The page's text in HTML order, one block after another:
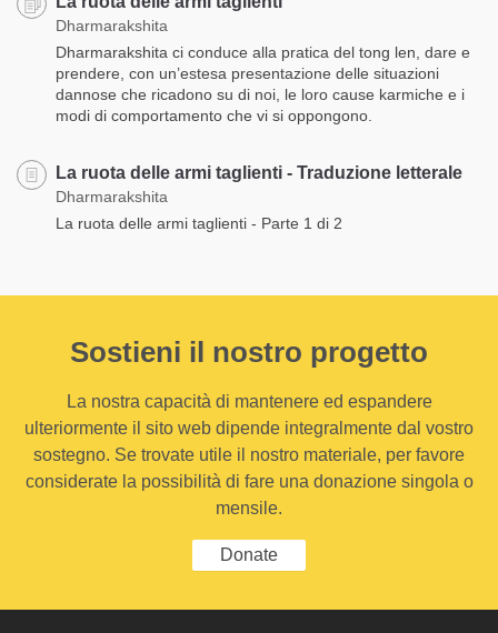
Dharmarakshita
Dharmarakshita ci conduce alla pratica del tong len, dare e
prendere, con un’estesa presentazione delle situazioni
dannose che ricadono su di noi, le loro cause karmiche e i
modi di comportamento che vi si oppongono.
La ruota delle armi taglienti - Traduzione letterale
Dharmarakshita
La ruota delle armi taglienti - Parte 1 di 2
Sostieni il nostro progetto
La nostra capacità di mantenere ed espandere
ulteriormente il sito web dipende integralmente dal vostro
sostegno. Se trovate utile il nostro materiale, per favore
considerate la possibilità di fare una donazione singola o
mensile.
Donate